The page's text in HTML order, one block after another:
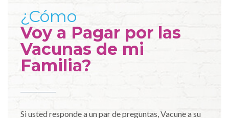
¿Cómo
Voy a Pagar por las
Vacunas de mi
Familia?
Si usted responde a un par de preguntas, Vacune a su